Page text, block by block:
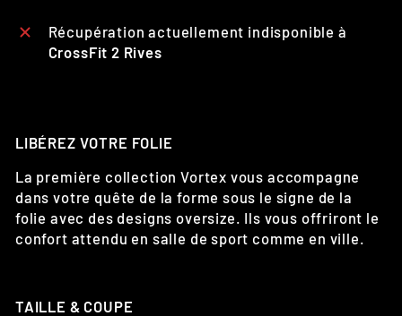
Récupération actuellement indisponible à
CrossFit 2 Rives
LIBÉREZ VOTRE FOLIE
La première collection Vortex vous accompagne
dans votre quête de la forme sous le signe de la
folie avec des designs oversize. Ils vous offriront le
confort attendu en salle de sport comme en ville.
TAILLE & COUPE